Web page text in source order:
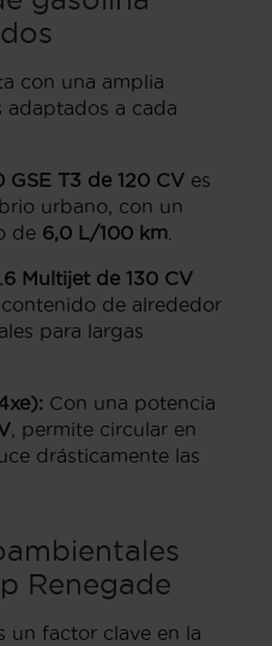
con una amplia
adaptados a cada
GSE T3 de 120 CV es
urbano, con un
de 6,0 L/100 km
Multijet de 130 CV
de alrededor
para largas
Con una potencia
, permite circular en
drásticamente las
Renegade
un factor clave en la